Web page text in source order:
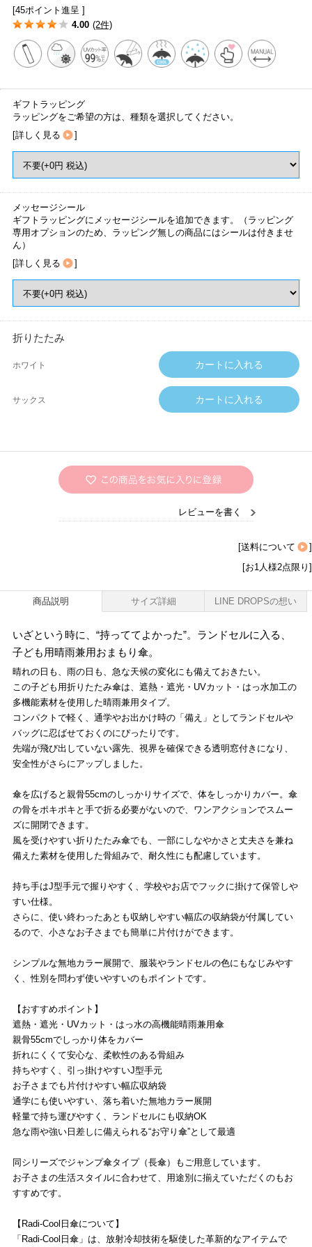
[45ポイント進呈 ]
4.00 (2件)
ギフトラッピング
ラッピングをご希望の方は、種類を選択してください。
[詳しく見る ]
メッセージシール
ギフトラッピングにメッセージシールを追加できます。（ラッピング
専用オプションのため、ラッピング無しの商品にはシールは付きませ
ん）
[詳しく見る ]
折りたたみ
ホワイト
サックス
レビューを書く
[送料について
]
[お1人様2点限り]
商品説明 サイズ詳細 LINE DROPSの想い
いざという時に、“持っててよかった”。ランドセルに入る、
子ども用晴雨兼用おまもり傘。
晴れの日も、雨の日も、急な天候の変化にも備えておきたい。
この子ども用折りたたみ傘は、遮熱・遮光・UVカット・はっ水加工の
多機能素材を使用した晴雨兼用タイプ。
コンパクトで軽く、通学やお出かけ時の「備え」としてランドセルや
バッグに忍ばせておくのにぴったりです。
先端が飛び出していない露先、視界を確保できる透明窓付きになり、
安全性がさらにアップしました。
傘を広げると親骨55cmのしっかりサイズで、体をしっかりカバー。傘
の骨をポキポキと手で折る必要がないので、ワンアクションでスムー
ズに開閉できます。
風を受けやすい折りたたみ傘でも、一部にしなやかさと丈夫さを兼ね
備えた素材を使用した骨組みで、耐久性にも配慮しています。
持ち手はJ型手元で握りやすく、学校やお店でフックに掛けて保管しや
すい仕様。
さらに、使い終わったあとも収納しやすい幅広の収納袋が付属してい
るので、小さなお子さまでも簡単に片付けができます。
シンプルな無地カラー展開で、服装やランドセルの色にもなじみやす
く、性別を問わず使いやすいのもポイントです。
【おすすめポイント】
遮熱・遮光・UVカット・はっ水の高機能晴雨兼用傘
親骨55cmでしっかり体をカバー
折れにくくて安心な、柔軟性のある骨組み
持ちやすく、引っ掛けやすいJ型手元
お子さまでも片付けやすい幅広収納袋
通学にも使いやすい、落ち着いた無地カラー展開
軽量で持ち運びやすく、ランドセルにも収納OK
急な雨や強い日差しに備えられる“お守り傘”として最適
同シリーズでジャンプ傘タイプ（長傘）もご用意しています。
お子さまの生活スタイルに合わせて、用途別に揃えていただくのもお
すすめです。
【Radi-Cool日傘について】
「Radi-Cool日傘」は、放射冷却技術を駆使した革新的なアイテムで